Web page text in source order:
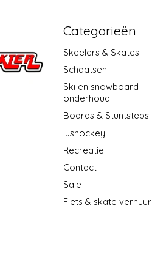
Categorieën
Skeelers & Skates
Schaatsen
Ski en snowboard
onderhoud
Boards & Stuntsteps
IJshockey
Recreatie
Contact
Sale
Fiets & skate verhuur